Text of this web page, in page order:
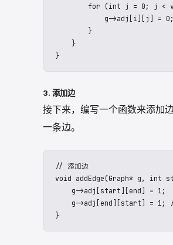
for (int i = 0; i <
for (int j = 0; j <
            g->adj[i][j] = 0;
        }
    }
3. 添加边
接下来，编写一个函数来添加
// 添加边
void addEdge(Graph* g, int
    g->adj[start][end] = 1;
g->adj[end][start] = 1;